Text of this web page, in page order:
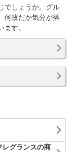
でしょうか。グル
何故だか気分が落
す。
レグランスの商